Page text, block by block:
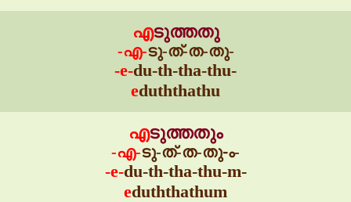
എടുത്തതു
-എ-ടു-ത്-ത-തു-
-e-du-th-tha-thu-
eduththathu
എടുത്തതും
-എ-ടു-ത്-ത-തു-ം-
-e-du-th-tha-thu-m-
eduththathum